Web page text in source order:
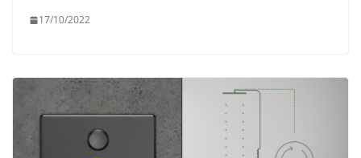
17/10/2022